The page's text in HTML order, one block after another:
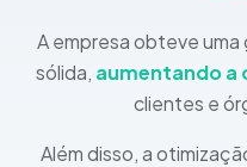
A empresa obteve
sólida, aumentando a
clientes e
Além disso, a